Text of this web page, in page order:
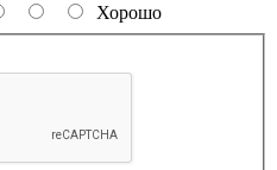
Хорошо